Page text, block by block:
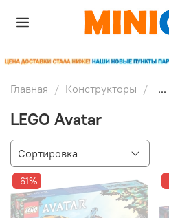
Главная Конструкторы ...
LEGO Avatar
-61%